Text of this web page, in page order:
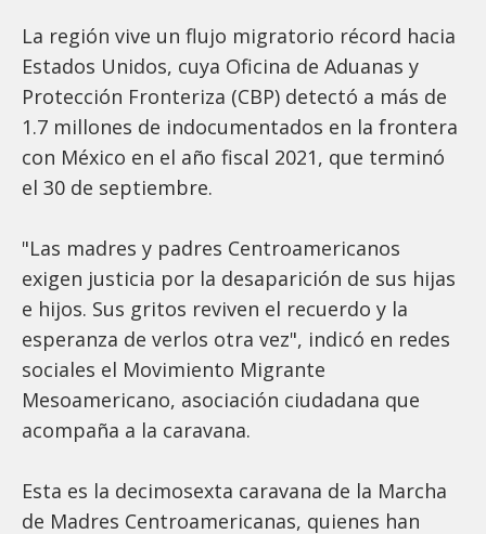
La región vive un flujo migratorio récord hacia
Estados Unidos, cuya Oficina de Aduanas y
Protección Fronteriza (CBP) detectó a más de
1.7 millones de indocumentados en la frontera
con México en el año fiscal 2021, que terminó
el 30 de septiembre.
"Las madres y padres Centroamericanos
exigen justicia por la desaparición de sus hijas
e hijos. Sus gritos reviven el recuerdo y la
esperanza de verlos otra vez", indicó en redes
sociales el Movimiento Migrante
Mesoamericano, asociación ciudadana que
acompaña a la caravana.
Esta es la decimosexta caravana de la Marcha
de Madres Centroamericanas, quienes han